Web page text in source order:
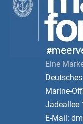
Eine
Marine-
Jadeallee
E-Mail: